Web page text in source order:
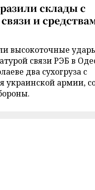
склады с
и
высокоточные
связи РЭБ в
два сухогруза с
украинской армии,